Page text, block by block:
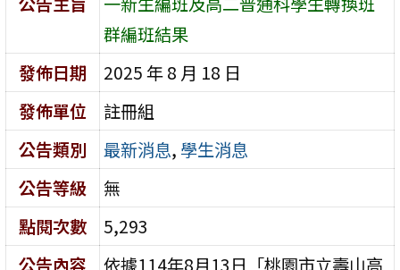
群編班結果
發佈日期
2025 年 8 月 18 日
發佈單位
註冊組
公告類別
最新消息, 學生消息
公告等級
無
點閱次數
5,293
公告內容
依據114年8月13日「桃園市立壽山高